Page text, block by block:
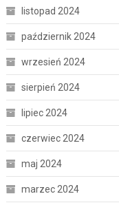
listopad 2024
październik 2024
wrzesień 2024
sierpień 2024
lipiec 2024
czerwiec 2024
maj 2024
marzec 2024